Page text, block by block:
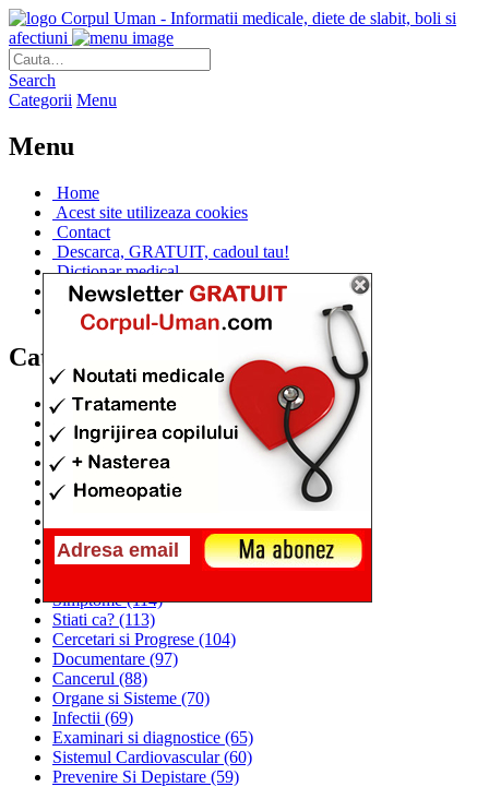
Corpul Uman - Informatii medicale, diete de slabit, boli si
afectiuni
Search
Categorii Menu
Menu
Home
Acest site utilizeaza cookies
Contact
Descarca, GRATUIT, cadoul tau!
Dictionar medical
Dr. Cristina IANUC
Linkuri utile
Categorii
Diete si cure de slabire
(706)
Afectiuni si Boli
(401)
Corpul de la A la Z(315)
Medicina Naturista
Anatomie
(295)
Alimentatia(259)
Sanatatea si Preventia(170)
Interventii si Tratamente(167)
Simptome(114)
Stiati ca? (113)
Cercetari si Progrese (104)
Documentare (97)
Cancerul (88)
Organe si Sisteme (70)
Infectii (69)
Examinari si diagnostice (65)
Sistemul Cardiovascular(60)
Prevenire Si Depistare (59)